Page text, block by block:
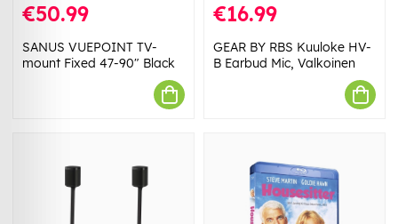
€50.99
SANUS VUEPOINT TV-
mount Fixed 47-90" Black
€16.99
GEAR BY RBS Kuuloke HV-
B Earbud Mic, Valkoinen